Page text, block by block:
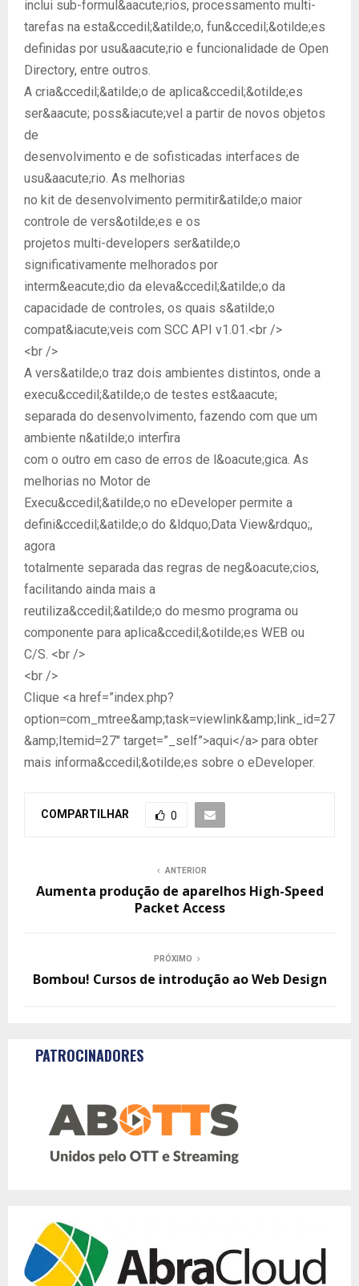
inclui sub-formul&aacute;rios, processamento multi-
tarefas na esta&ccedil;&atilde;o, fun&ccedil;&otilde;es
definidas por usu&aacute;rio e funcionalidade de Open
Directory, entre outros.
A cria&ccedil;&atilde;o de aplica&ccedil;&otilde;es
ser&aacute; poss&iacute;vel a partir de novos objetos
de
desenvolvimento e de sofisticadas interfaces de
usu&aacute;rio. As melhorias
no kit de desenvolvimento permitir&atilde;o maior
controle de vers&otilde;es e os
projetos multi-developers ser&atilde;o
significativamente melhorados por
interm&eacute;dio da eleva&ccedil;&atilde;o da
capacidade de controles, os quais s&atilde;o
compat&iacute;veis com SCC API v1.01.<br />
<br />
A vers&atilde;o traz dois ambientes distintos, onde a
execu&ccedil;&atilde;o de testes est&aacute;
separada do desenvolvimento, fazendo com que um
ambiente n&atilde;o interfira
com o outro em caso de erros de l&oacute;gica. As
melhorias no Motor de
Execu&ccedil;&atilde;o no eDeveloper permite a
defini&ccedil;&atilde;o do &ldquo;Data View&rdquo;,
agora
totalmente separada das regras de neg&oacute;cios,
facilitando ainda mais a
reutiliza&ccedil;&atilde;o do mesmo programa ou
componente para aplica&ccedil;&otilde;es WEB ou
C/S. <br />
<br />
Clique <a href=”index.php?
option=com_mtree&amp;task=viewlink&amp;link_id=27
&amp;Itemid=27″ target=”_self”>aqui</a> para obter
mais informa&ccedil;&otilde;es sobre o eDeveloper.
COMPARTILHAR 0
ANTERIOR
Aumenta produção de aparelhos High-Speed
Packet Access
PRÓXIMO
Bombou! Cursos de introdução ao Web Design
PATROCINADORES